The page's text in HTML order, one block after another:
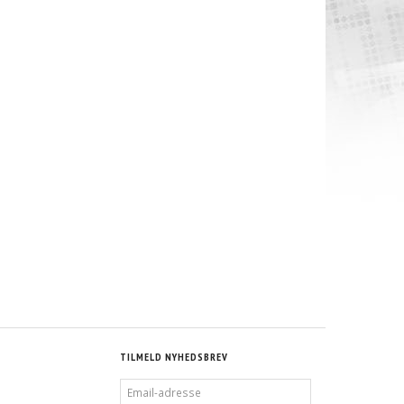
TILMELD NYHEDSBREV
ADRESSE